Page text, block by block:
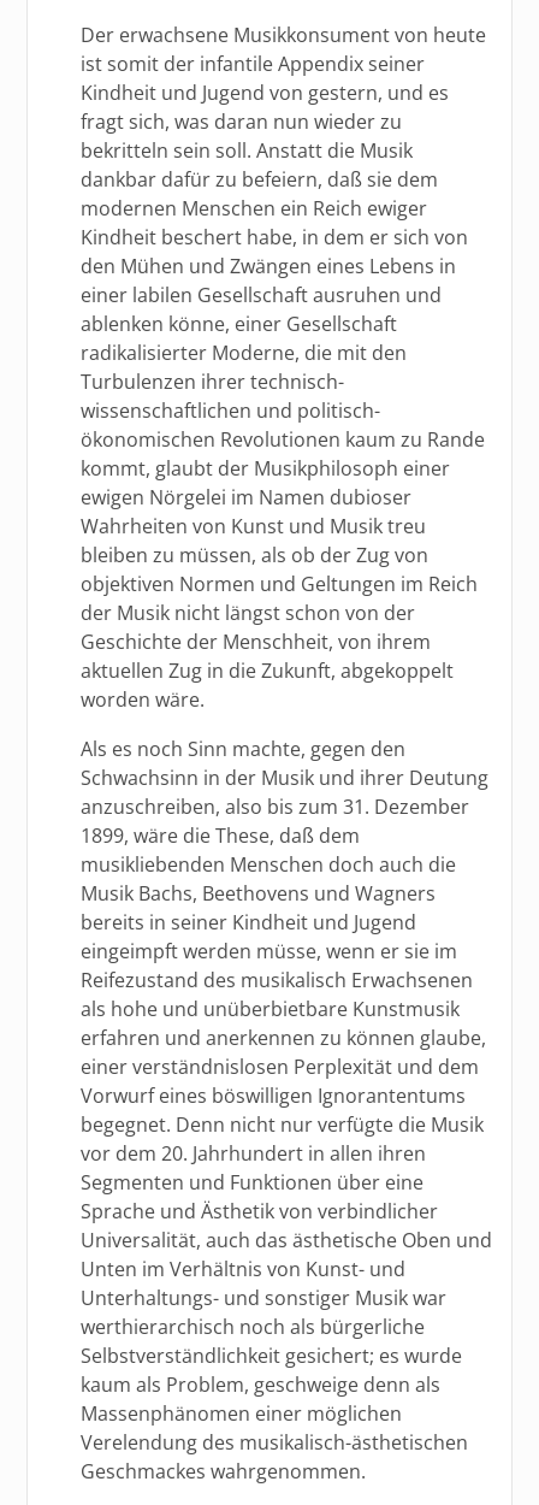
Der erwachsene Musikkonsument von heute
ist somit der infantile Appendix seiner
Kindheit und Jugend von gestern, und es
fragt sich, was daran nun wieder zu
bekritteln sein soll. Anstatt die Musik
dankbar dafür zu befeiern, daß sie dem
modernen Menschen ein Reich ewiger
Kindheit beschert habe, in dem er sich von
den Mühen und Zwängen eines Lebens in
einer labilen Gesellschaft ausruhen und
ablenken könne, einer Gesellschaft
radikalisierter Moderne, die mit den
Turbulenzen ihrer technisch-
wissenschaftlichen und politisch-
ökonomischen Revolutionen kaum zu Rande
kommt, glaubt der Musikphilosoph einer
ewigen Nörgelei im Namen dubioser
Wahrheiten von Kunst und Musik treu
bleiben zu müssen, als ob der Zug von
objektiven Normen und Geltungen im Reich
der Musik nicht längst schon von der
Geschichte der Menschheit, von ihrem
aktuellen Zug in die Zukunft, abgekoppelt
worden wäre.
Als es noch Sinn machte, gegen den
Schwachsinn in der Musik und ihrer Deutung
anzuschreiben, also bis zum 31. Dezember
1899, wäre die These, daß dem
musikliebenden Menschen doch auch die
Musik Bachs, Beethovens und Wagners
bereits in seiner Kindheit und Jugend
eingeimpft werden müsse, wenn er sie im
Reifezustand des musikalisch Erwachsenen
als hohe und unüberbietbare Kunstmusik
erfahren und anerkennen zu können glaube,
einer verständnislosen Perplexität und dem
Vorwurf eines böswilligen Ignorantentums
begegnet. Denn nicht nur verfügte die Musik
vor dem 20. Jahrhundert in allen ihren
Segmenten und Funktionen über eine
Sprache und Ästhetik von verbindlicher
Universalität, auch das ästhetische Oben und
Unten im Verhältnis von Kunst- und
Unterhaltungs- und sonstiger Musik war
werthierarchisch noch als bürgerliche
Selbstverständlichkeit gesichert; es wurde
kaum als Problem, geschweige denn als
Massenphänomen einer möglichen
Verelendung des musikalisch-ästhetischen
Geschmackes wahrgenommen.